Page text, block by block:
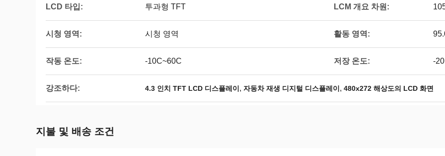
LCD 타입: 투과형 TFT LCM 개요 차원:
시청 영역: 시청 영역 활동 영역:
작동 온도: -10C~60C 저장 온도: -
강조하다: 4.3 인치 TFT LCD 디스플레이 , 자동차 재생 디지털 디스플레이 , 480x272 해상도의 LCD 화면
지불 및 배송 조건